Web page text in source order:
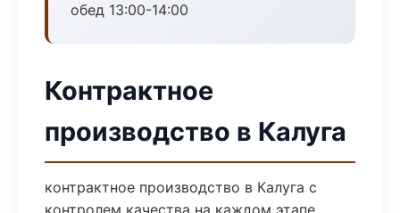
обед 13:00-14:00
Контрактное
производство в Калуга
контрактное производство в Калуга с
контролем качества на каждом этапе.